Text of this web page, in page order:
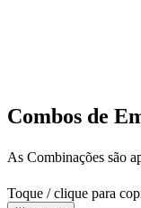
Combos de
As Combinações são
Toque / clique para